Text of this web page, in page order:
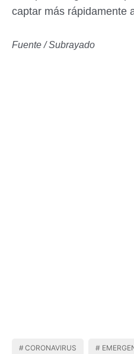
captar más rápidamente
Fuente / Subrayado
CORONAVIRUS